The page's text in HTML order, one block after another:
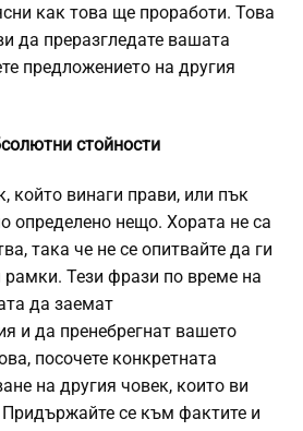
как това ще проработи. Това
да преразгледате вашата
предложението на другия
стойности
който винаги прави, или пък
определено нещо. Хората не са
така че не се опитвайте да ги
рамки. Тези фрази по време на
да заемат
и да пренебрегнат вашето
посочете конкретната
на другия човек, които ви
се към фактите и